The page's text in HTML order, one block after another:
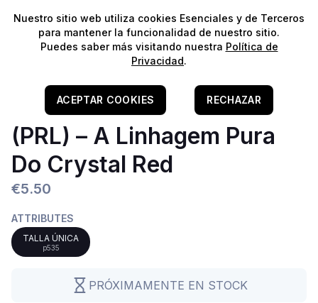
⭐️¡Envíos gratis para pedidos superiores a 60€!*⭐️
Camarón
Vivos/(Vivos) Água Doce/Invertebrados/Camarões
Caridina Pure Red Line
(PRL) – A Linhagem Pura
Do Crystal Red
€5.50
ATTRIBUTES
TALLA ÚNICA
p535
PRÓXIMAMENTE EN STOCK
Nuestro sitio web utiliza cookies Esenciales y de Terceros
para mantener la funcionalidad de nuestro sitio.
Puedes saber más visitando nuestra Política de
Privacidad.
ACEPTAR COOKIES RECHAZAR